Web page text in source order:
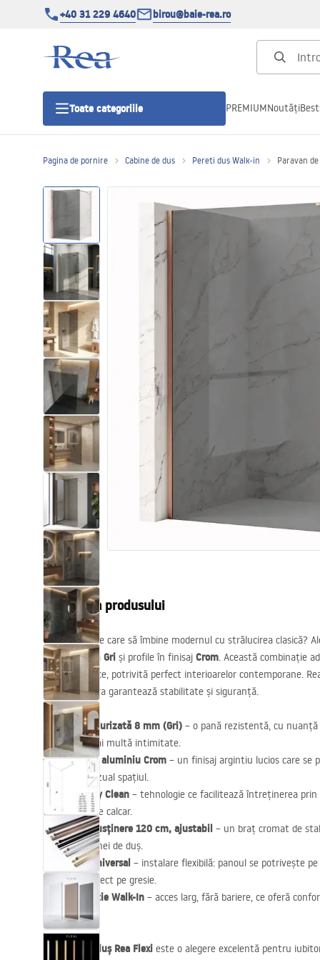
+40 31 229 4640 birou@baie-rea.ro
Toate categoriile
Usi pentru cabine de dus
Cadite de dus
Rigole Liniare
Vase WC si Bideuri
Lavoare
Cazi cu paravane
Dusuri
Bucatarie
Accesorii și mobilier pentru baie
PREMIUMNoutăți
Pagina de pornire Cabine de dus Pereti dus Walk-in Paravan
Descrierea produsului
Cauți o soluție care să îmbine modernul cu strălucirea clasică?
Flexicu sticlă Gri și profile în finisaj Crom. Această combinație
tonalitate rece, potrivită perfect interioarelor contemporane.
mm, structura garantează stabilitate și siguranță.
Sticlă securizată 8 mm (Gri) – o pană rezistentă, cu
modern și mai multă intimitate.
Profil din aluminiu Crom – un finisaj argintiu lucios care se
luminează vizual spațiul.
Strat Easy Clean – tehnologie ce facilitează întreținerea prin
depunerilor de calcar.
Braț de susținere 120 cm, ajustabil – un braț cromat de
se adapta zonei de duș.
Montaj universal – instalare flexibilă: panoul se potrivește
cădiță sau direct pe gresie.
Construcție Walk-In – acces larg, fără bariere, ce oferă
al băii.
Peretele de duș Rea Flexi este o alegere excelentă pentru